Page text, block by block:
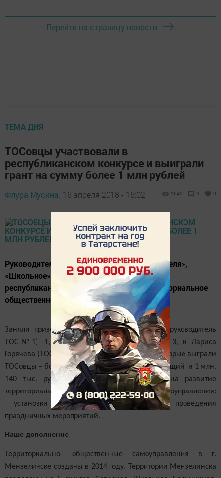
Перейти на страницу новости
ТЕМА ДНЯ
ТОСовцы участвовали в
республиканском конкурсе и выиграли
грант на сумму более 1 млн рублей
Флура Мусина, 16 апреля 2018 - 16:02 1649 0 0
Руководители ТОСов «Северная», «Изыскателя»,
«Школьное» в 2018 году участвовали в
республиканском конкурсе «Лучшее территориальное
общественное самоуправление года в РТ».
Заняли призовые места: ГульфияХалимова ( руководитель
ТОС№1) -1,ВалентинаАвтулева(ТОС№5) -3, иЛариса
Горячева (ТОС№2) – 5место . Сумма гранта, которые выграли
ТОСовцы – более 1 млн. 255 тыс.рублей за текущий и 1 млн.
140 тыс. руб за2016-201 7 гг. –
пойдут на развитие
территориального общественного самоуправления:
установки детскихигровых элементов, проведения
праздничных мероприятий.
Наше дополнение
Территориально- общественные самоуправления в г.
Мензелинске созданы в 2014 году. Территории Мензелинска